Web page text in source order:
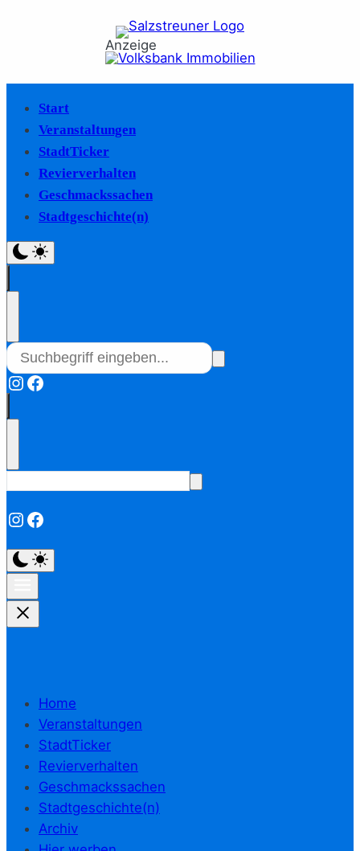
Anzeige
Start
Veranstaltungen
StadtTicker
Revierverhalten
Geschmackssachen
Stadtgeschichte(n)
Instagram
Facebook
Instagram
Facebook
Home
Veranstaltungen
StadtTicker
Revierverhalten
Geschmackssachen
Stadtgeschichte(n)
Archiv